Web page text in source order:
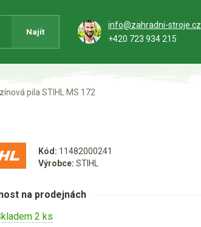
Najít
info@zahradni-stroje.cz
+420 723 934 215
pila STIHL MS 172
Kód: 11482000241
Výrobce: STIHL
na prodejnách
2 ks